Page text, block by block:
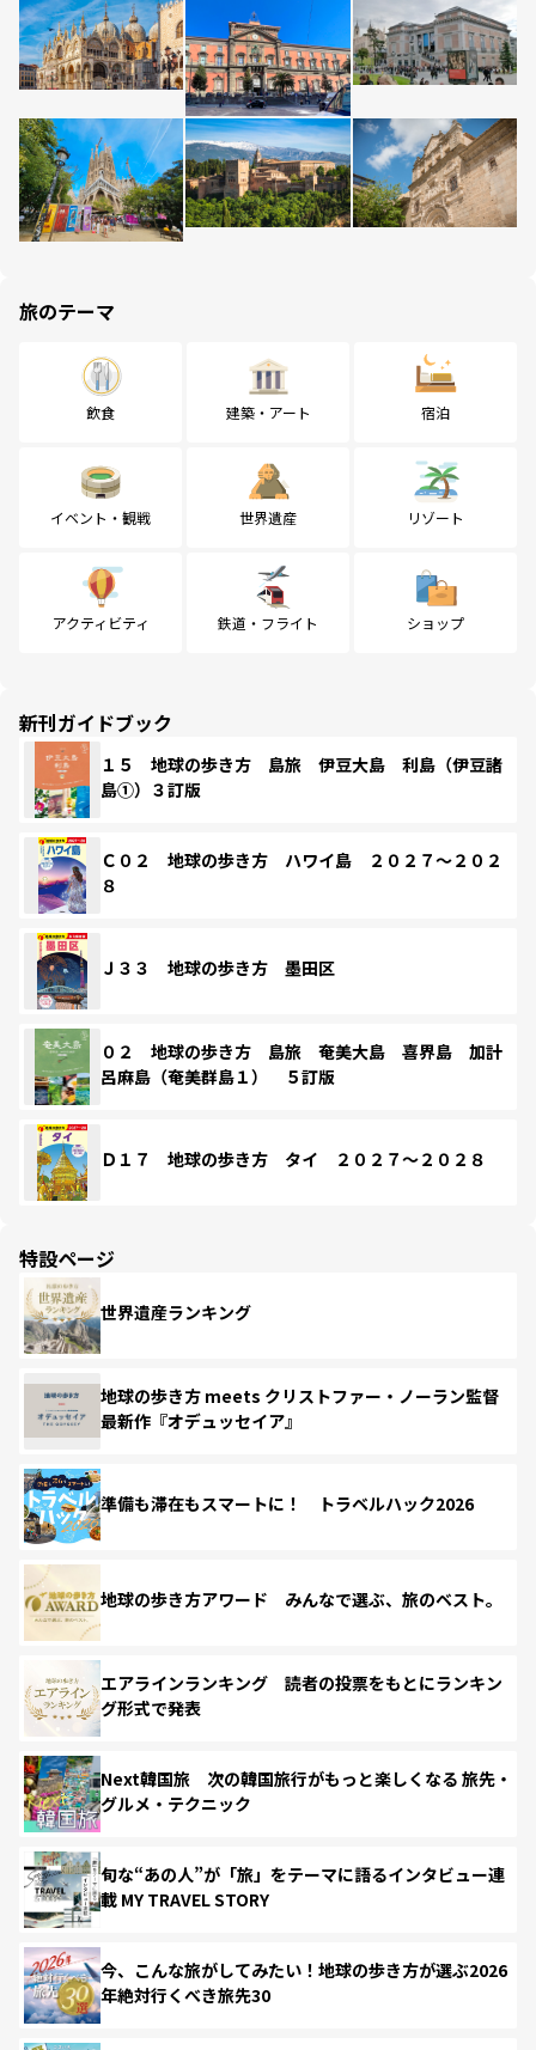
旅のテーマ
飲食 建築・アート 宿泊
イベント・観戦 世界遺産 リゾート
アクティビティ 鉄道・フライト ショップ
新刊ガイドブック
１５ 地球の歩き方 島旅 伊豆大島 利島（伊豆諸
島①）３訂版
Ｃ０２ 地球の歩き方 ハワイ島 ２０２７～２０２
８
Ｊ３３ 地球の歩き方 墨田区
０２ 地球の歩き方 島旅 奄美大島 喜界島 加計
呂麻島（奄美群島１） ５訂版
Ｄ１７ 地球の歩き方 タイ ２０２７～２０２８
特設ページ
世界遺産ランキング
地球の歩き方 meets クリストファー・ノーラン監督
最新作『オデュッセイア』
準備も滞在もスマートに！ トラベルハック2026
地球の歩き方アワード みんなで選ぶ、旅のベスト。
エアラインランキング 読者の投票をもとにランキン
グ形式で発表
Next韓国旅 次の韓国旅行がもっと楽しくなる 旅先・
グルメ・テクニック
旬な“あの人”が「旅」をテーマに語るインタビュー連
載 MY TRAVEL STORY
今、こんな旅がしてみたい！地球の歩き方が選ぶ2026
年絶対行くべき旅先30